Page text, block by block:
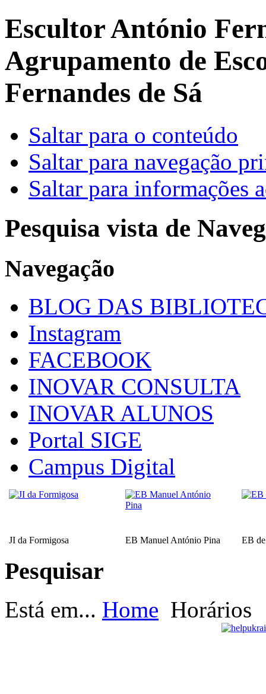
Escultor António
Agrupamento de
Fernandes de Sá
Saltar para o conteúdo
Saltar para navegação
Saltar para informações
Pesquisa vista de
Navegação
BLOG DAS
Instagram
FACEBOOK
INOVAR CONSULTA
INOVAR ALUNOS
Portal SIGE
Campus Digital
JI da Formigosa EB Manuel António Pina EB
EB Escultor Antº
Pesquisar
Está em... Home Horários